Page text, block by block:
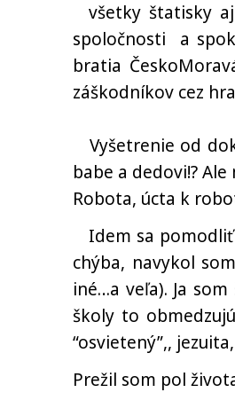
všetky štatisky
spoločnosti a
bratia
záškodníkov cez
Vyšetrenie od
babe a dedovi!?
Robota, úcta k
Idem sa pomodliť
chýba, navykol
iné…a veľa). Ja
školy to
“osvietený”,,
Prežil som pol